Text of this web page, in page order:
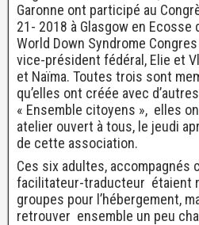
Garonne ont participé au
21- 2018 à Glasgow en Ecosse
World Down Syndrome
vice-président fédéral, Elie et
et Naïma. Toutes trois sont
qu’elles ont créée avec
« Ensemble citoyens », elles
atelier ouvert à tous, le jeudi
de cette association.
Ces six adultes, accompagnés
facilitateur-traducteur étaient
groupes pour l’hébergement,
retrouver ensemble un peu